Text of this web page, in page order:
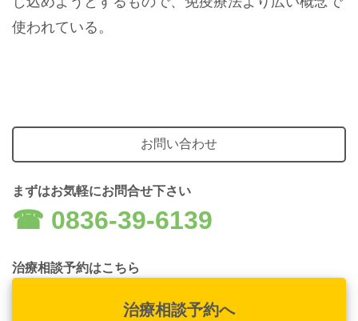
使われている。
お問い合わせ
まずはお気軽にお問合せ下さい
☎︎ 0836-39-6139
治療相談予約はこちら
治療相談予約へ